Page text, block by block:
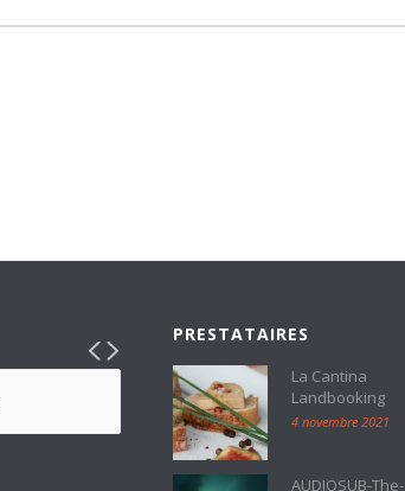
PRESTATAIRES
La Cantina
Landbooking
4 novembre 2021
AUDIOSUB-The-